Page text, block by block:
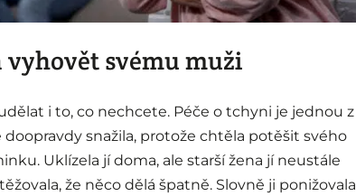
vyhovět svému muži
i to, co nechcete. Péče o tchyni je jednou z
snažila, protože chtěla potěšit svého
Uklízela jí doma, ale starší žena jí neustále
že něco dělá špatně. Slovně ji ponižovala